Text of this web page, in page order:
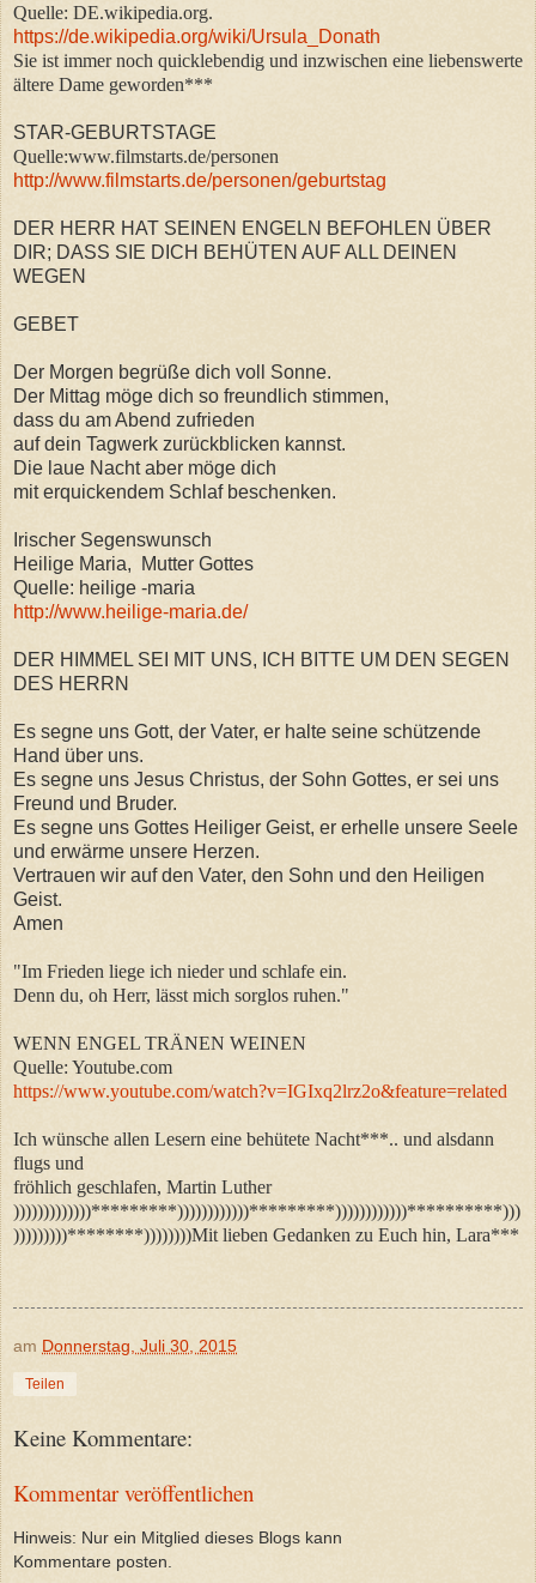
Quelle: DE.wikipedia.org.
https://de.wikipedia.org/wiki/Ursula_Donath
Sie ist immer noch quicklebendig und inzwischen eine liebenswerte
ältere Dame geworden***
STAR-GEBURTSTAGE
Quelle:www.filmstarts.de/personen
http://www.filmstarts.de/personen/geburtstag
DER HERR HAT SEINEN ENGELN BEFOHLEN ÜBER
DIR; DASS SIE DICH BEHÜTEN AUF ALL DEINEN
WEGEN
GEBET
Der Morgen begrüße dich voll Sonne.
Der Mittag möge dich so freundlich stimmen,
dass du am Abend zufrieden
auf dein Tagwerk zurückblicken kannst.
Die laue Nacht aber möge dich
mit erquickendem Schlaf beschenken.
Irischer Segenswunsch
Heilige Maria, Mutter Gottes
Quelle: heilige -maria
http://www.heilige-maria.de/
DER HIMMEL SEI MIT UNS, ICH BITTE UM DEN SEGEN
DES HERRN
Es segne uns Gott, der Vater, er halte seine schützende
Hand über uns.
Es segne uns Jesus Christus, der Sohn Gottes, er sei uns
Freund und Bruder.
Es segne uns Gottes Heiliger Geist, er erhelle unsere Seele
und erwärme unsere Herzen.
Vertrauen wir auf den Vater, den Sohn und den Heiligen
Geist.
Amen
"Im Frieden liege ich nieder und schlafe ein.
Denn du, oh Herr, lässt mich sorglos ruhen."
WENN ENGEL TRÄNEN WEINEN
Quelle: Youtube.com
https://www.youtube.com/watch?v=IGIxq2lrz2o&feature=related
Ich wünsche allen Lesern eine behütete Nacht***.. und alsdann
flugs und
fröhlich geschlafen, Martin Luther
)))))))))))))*********))))))))))))*********))))))))))))**********)))
)))))))))********))))))))Mit lieben Gedanken zu Euch hin, Lara***
am Donnerstag, Juli 30, 2015
Teilen
Keine Kommentare:
Kommentar veröffentlichen
Hinweis: Nur ein Mitglied dieses Blogs kann
Kommentare posten.